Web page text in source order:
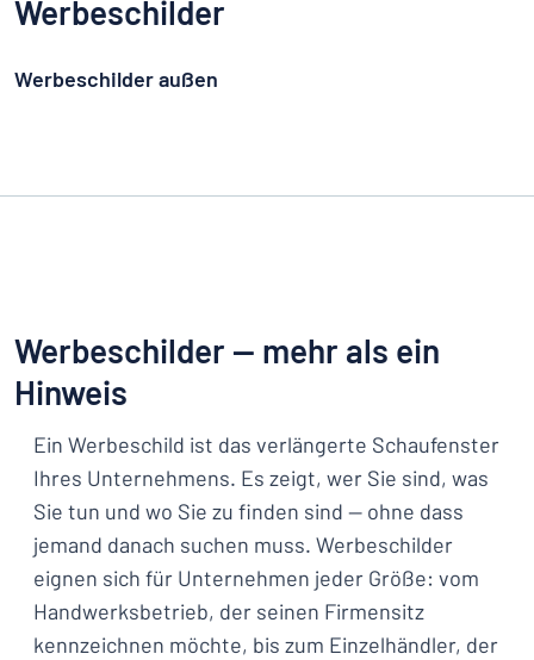
Werbeschilder
Werbeschilder außen
Werbeschilder — mehr als ein
Hinweis
Ein Werbeschild ist das verlängerte Schaufenster
Ihres Unternehmens. Es zeigt, wer Sie sind, was
Sie tun und wo Sie zu finden sind — ohne dass
jemand danach suchen muss. Werbeschilder
eignen sich für Unternehmen jeder Größe: vom
Handwerksbetrieb, der seinen Firmensitz
kennzeichnen möchte, bis zum Einzelhändler, der